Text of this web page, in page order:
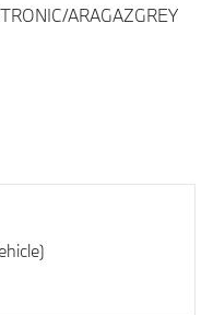
ARAGAZGREY